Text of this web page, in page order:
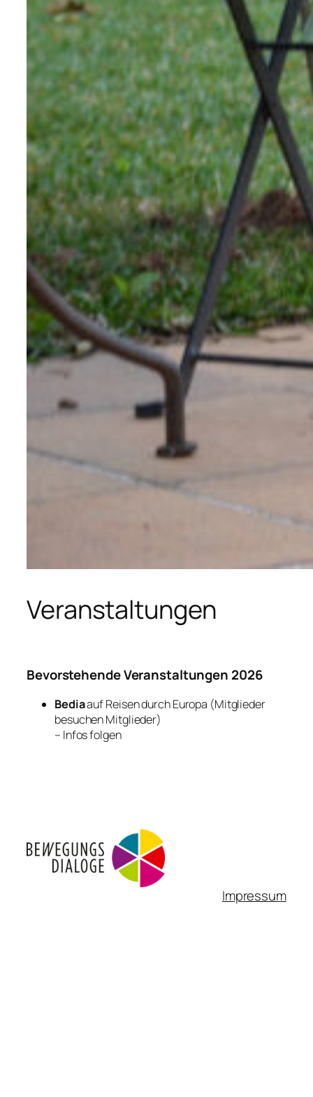
Veranstaltungen
Bevorstehende Veranstaltungen 2026
Bediaauf Reisen durch Europa (Mitglieder
besuchen Mitglieder)
– Infos folgen
Impressum